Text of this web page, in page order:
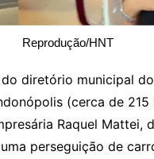
Reprodução/HNT
diretório municipal
(cerca de 215
Raquel Mattei,
perseguição de